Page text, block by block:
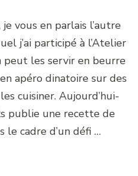
vous en parlais l’autre
j’ai participé à l’Atelier
peut les servir en beurre
apéro dinatoire sur des
cuisiner. Aujourd’hui-
publie une recette de
le cadre d’un défi …